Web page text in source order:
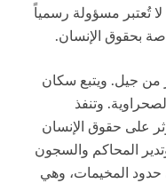
لا تُعتبر مسؤولة رسمياً
بحقوق الإنسان.
من جيل. ويتبع سكان
وتنفذ
على حقوق الإنسان
المحاكم والسجون
المخيمات، وهي